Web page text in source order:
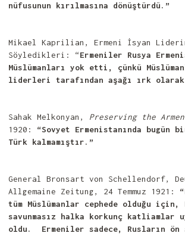
nüfusunun kırılmasına dönüştürdü.”
Mikael Kaprilian, Ermeni İsyan
Söyledikleri: “Ermeniler Rusya
Müslümanları yok etti, çünkü
liderleri tarafından aşağı ırk olarak
Sahak Melkonyan, Preserving the
1920:
“Sovyet Ermenistanında bugün
Türk kalmamıştır.”
General Bronsart von Schellendorf,
Allgemaine Zeitung, 24 Temmuz 1921:
tüm Müslümanlar cephede olduğu için,
savunmasız halka korkunç katliamlar
oldu. Ermeniler sadece, Rusların